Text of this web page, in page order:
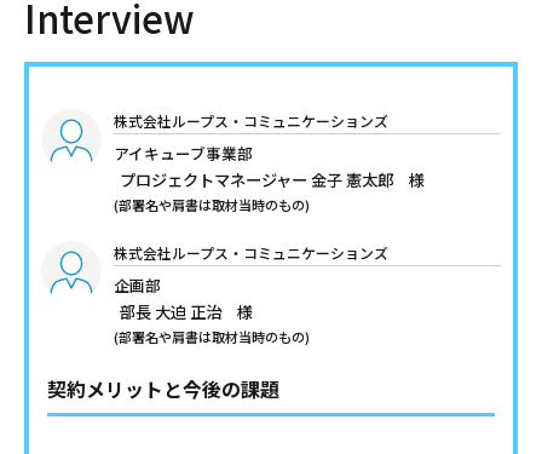
Interview
株式会社ループス・コミュニケーションズ
アイキューブ事業部
プロジェクトマネージャー 金子 憲太郎 様
(部署名や肩書は取材当時のもの)
株式会社ループス・コミュニケーションズ
企画部
部長 大迫 正治 様
(部署名や肩書は取材当時のもの)
契約メリットと今後の課題